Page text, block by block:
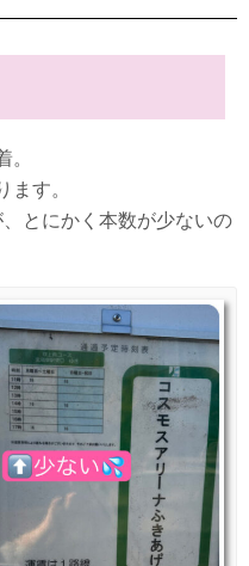
。
ます。
とにかく本数が少ないの